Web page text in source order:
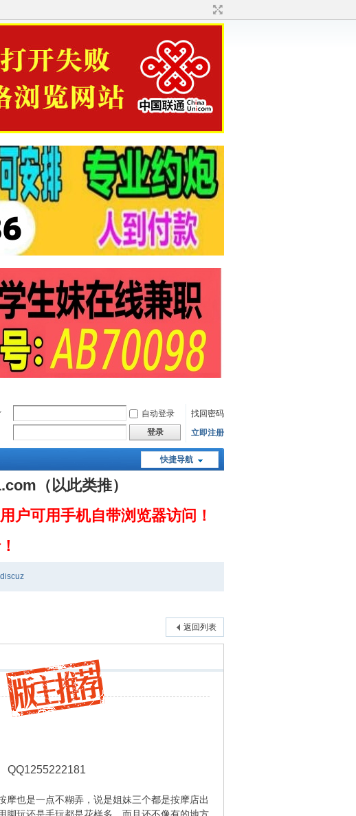
自动登录
找回密码
登录 立即注册
快捷导航
（以此类推）
户可用手机自带浏览器访问！
discuz
返回列表
也是一点不糊弄，说是姐妹三个都是按摩店出